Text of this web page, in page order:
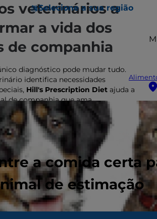
Selecione a sua região
a comida certa
de estimação
veterinários a
a vida dos
de companhia
diagnóstico pode mudar tudo.
identifica necessidades
Hill's Prescription Diet ajuda a
de companhia que ama.
DIET